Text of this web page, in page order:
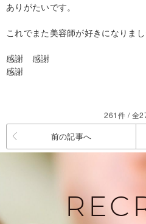
ありがたいです。
これでまた美容師が好きになりま
感謝 感謝
感謝
261件 / 全
前の記事へ